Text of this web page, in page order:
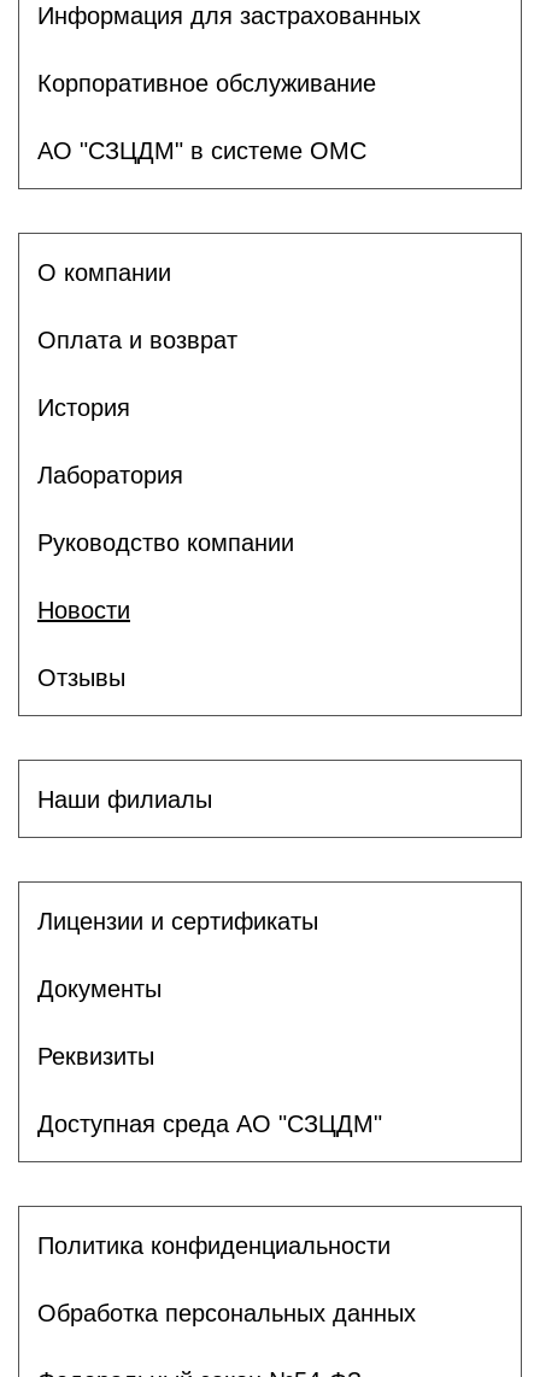
Информация для застрахованных
Корпоративное обслуживание
АО "СЗЦДМ" в системе ОМС
О компании
Оплата и возврат
История
Лаборатория
Руководство компании
Новости
Отзывы
Наши филиалы
Лицензии и сертификаты
Документы
Реквизиты
Доступная среда АО "СЗЦДМ"
Политика конфиденциальности
Обработка персональных данных